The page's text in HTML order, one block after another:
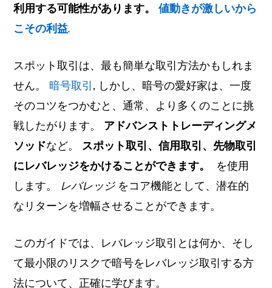
利用する可能性があります。値動きが激しいから
こその利益.
スポット取引は、最も簡単な取引方法かもしれま
せん。 暗号取引, しかし、暗号の愛好家は、一度
そのコツをつかむと、通常、より多くのことに挑
戦したがります。
アドバンストトレーディングメ
ソッドなど。
スポット取引、信用取引、先物取引
にレバレッジをかけることができます。
を使用
します。 レバレッジ をコア機能として、潜在的
なリターンを増幅させることができます。
このガイドでは、レバレッジ取引とは何か、そし
て最小限のリスクで暗号をレバレッジ取引する方
法について、正確に学びます。